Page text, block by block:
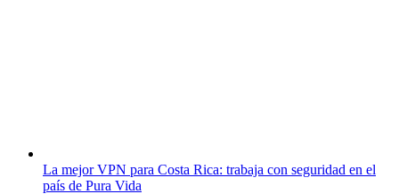
La mejor VPN para Costa Rica: trabaja con seguridad en el
país de Pura Vida